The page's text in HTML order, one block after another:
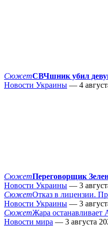
СюжетСВЧшник убил
Новости Украины — 4
СюжетПереговорщик
Новости Украины — 3
СюжетОтказ в лицензии.
Новости Украины — 3
СюжетЖара
Новости мира — 3 августа